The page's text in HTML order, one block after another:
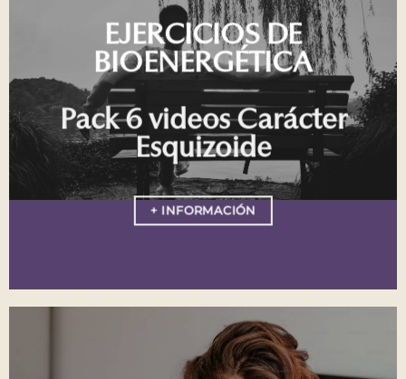
EJERCICIOS DE
BIOENERGÉTICA
Pack 6 videos Carácter
Esquizoide
+ INFORMACIÓN